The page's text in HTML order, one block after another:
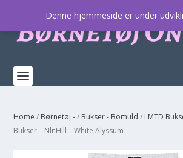
Home / Børnetøj -/ Bukser - Bomuld / LMTD
Bukser – NlnHill – White Alyssum
Denne hjemmeside er under